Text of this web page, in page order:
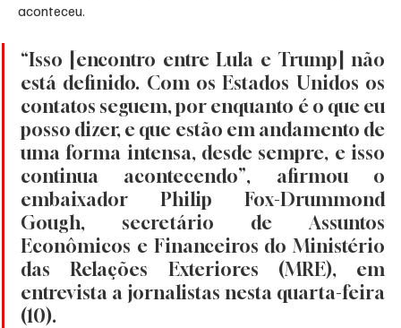
aconteceu.
“Isso [encontro entre Lula e Trump] não
está definido. Com os Estados Unidos os
contatos seguem, por enquanto é o que eu
posso dizer, e que estão em andamento de
uma forma intensa, desde sempre, e isso
continua acontecendo”, afirmou o
embaixador Philip Fox-Drummond
Gough, secretário de Assuntos
Econômicos e Financeiros do Ministério
das Relações Exteriores (MRE), em
entrevista a jornalistas nesta quarta-feira
(10).